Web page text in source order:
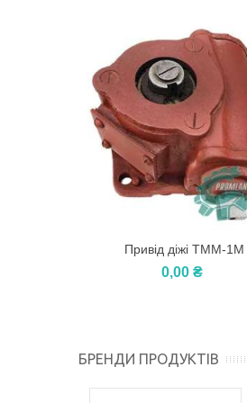
У Кошик
Привід діжі ТММ-1М
0,00 ₴
БРЕНДИ ПРОДУКТІВ